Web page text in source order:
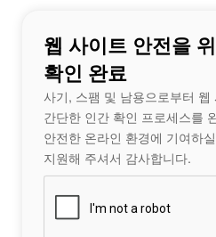
웹 사이트 안전을
확인 완료
사기, 스팸 및 남용으로부터 웹
간단한 인간 확인 프로세스를
안전한 온라인 환경에 기여하
지원해 주셔서 감사합니다.